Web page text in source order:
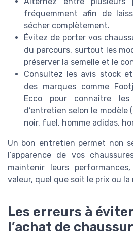
fréquemment afin de
sécher complètement.
Évitez de porter vos
du parcours, surtout les
préserver la semelle et le
Consultez les avis stock
des marques comme
Ecco pour connaître les
d’entretien selon le modèle
noir, fuel, homme adidas,
Un bon entretien permet non
l’apparence de vos
maintenir leurs
valeur, quel que soit le prix ou la
Les erreurs à
l’achat de